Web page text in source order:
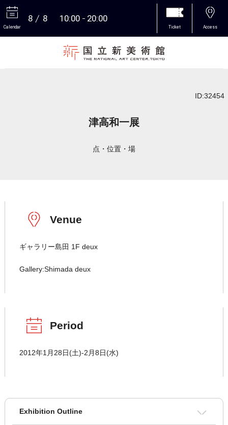
Calendar
8 8 10:00 20:00
Ticket Access
ID:32454
津高和一展
点・位置・場
Venue
ギャラリー島田 1F deux
Gallery:Shimada deux
Period
2012年1月28日(土)‐2月8日(水)
Exhibition Outline